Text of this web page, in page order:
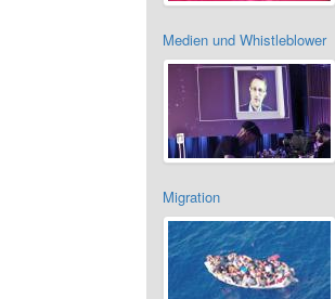
Medien und Whistleblower
Migration